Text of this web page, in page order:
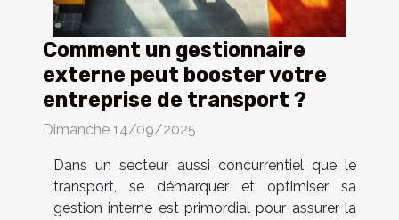
Comment un gestionnaire
externe peut booster votre
entreprise de transport ?
Dimanche 14/09/2025
Dans un secteur aussi concurrentiel que le
transport, se démarquer et optimiser sa
gestion interne est primordial pour assurer la